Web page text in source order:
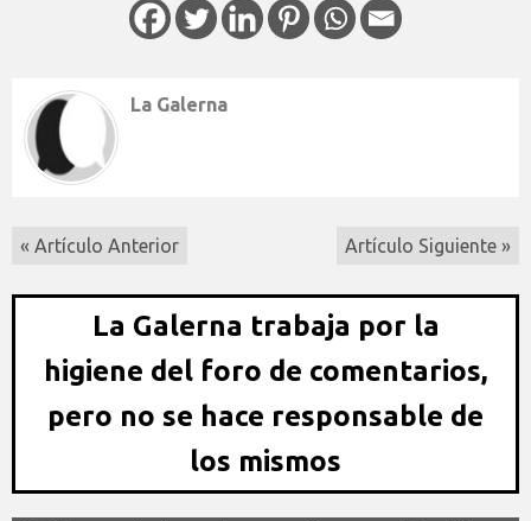
La Galerna
« Artículo Anterior Artículo Siguiente »
La Galerna trabaja por la
higiene del foro de comentarios,
pero no se hace responsable de
los mismos